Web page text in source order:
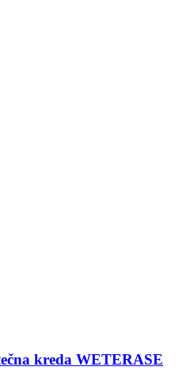
kreda WETERASE